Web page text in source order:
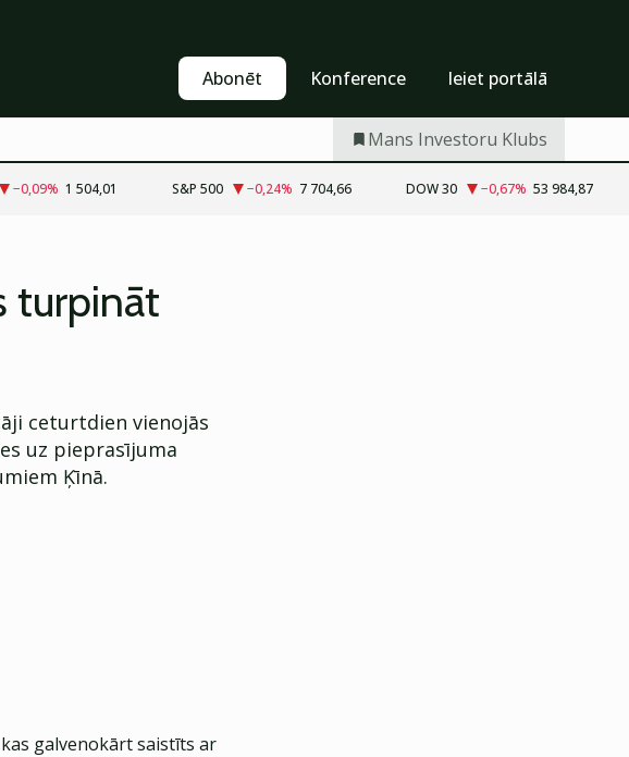
Abonēt Konference Ieiet portālā
Mans Investoru Klubs
−0,09% 1 504,01 S&P 500 −0,24% 7 704,66 DOW 30 −0,67% 53 984,87
turpināt
ceturtdien vienojās
uz pieprasījuma
Ķīnā.
galvenokārt saistīts ar